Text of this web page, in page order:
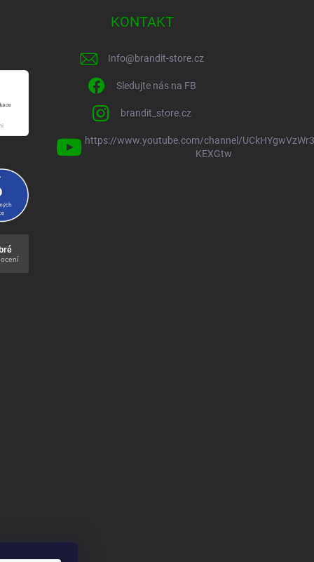
KONTAKT
Info@brandit-store.cz
Sledujte nás na FB
brandit_store.cz
https://www.youtube.com/channel/
KEXGtw